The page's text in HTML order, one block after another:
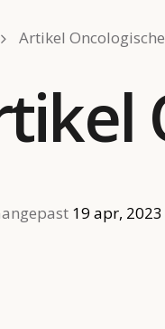
Artikel
19 apr, 2023